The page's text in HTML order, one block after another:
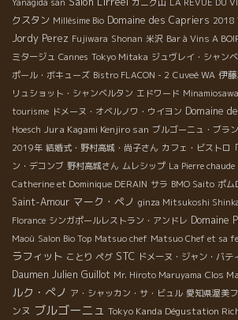
クスタン Millésime Bio Domaine des Capriers 2018
Jordy Perez Fujiwara Shonan 米沢 Bar à Vins A
ミタージュ Cannes Tokyo Mitaka ジュヴレイ・シャン
ポール・ボキューズ Bistro FLACON - 2 Cuveé WA 伊
リュショット・シャンベルタン エドワード Minamiosawa
tourisme ドメーヌ・オベルノワ・ウイヨン Domaine
Hoesch Jura Kagami Kenjiro san ブルゴーニュ・ブラン
2019年 結婚式・野村高城・尚子さん カフェ・ビストロ
ン・デコンブ 野村高城さん ムレシップ La Pierre chaude
Catherine et Dominique DERAIN サラ BMO Saito ポム
Saint-Amour マーク・ペノ ginza Mitsukoshi
Florance シンガポールレストラン・アンドレ Domaine
Maoù Salon Bio Top Matsuo chef Matsuo Chef et sa
ラフィット ことり ペグ STC ドメーヌ・ジャン・バテ
Daumen Julien Guillot Mr. Hiroto Maruyama Clos
ルク・ぺノ ア・シャッカン・サ・ビュル 愛知県渥美
ンヌ ブルゴーニュ Tokyo Kanda Dégustation